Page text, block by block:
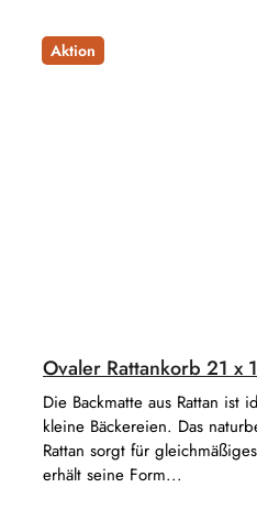
Aktion
Ovaler Rattankorb 21 x
Die Backmatte aus Rattan ist
kleine Bäckereien. Das
Rattan sorgt für
erhält seine Form...